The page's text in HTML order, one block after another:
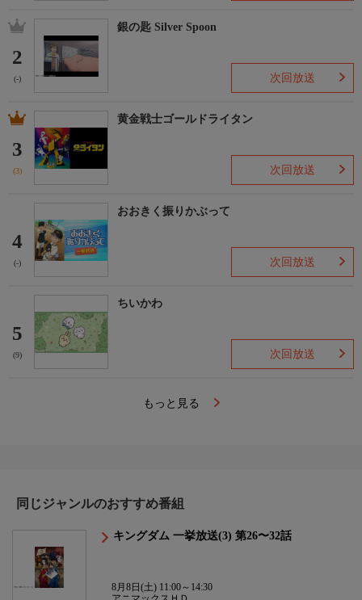
2
(-)
銀の匙 Silver Spoon
次回放送
3
(3)
黄金戦士ゴールドライタン
次回放送
4
(-)
おおきく振りかぶって
次回放送
5
(9)
ちいかわ
次回放送
もっと見る
同じジャンルのおすすめ番組
キングダム 一挙放送(3) 第26〜32話
8月8日(土) 11:00～14:30